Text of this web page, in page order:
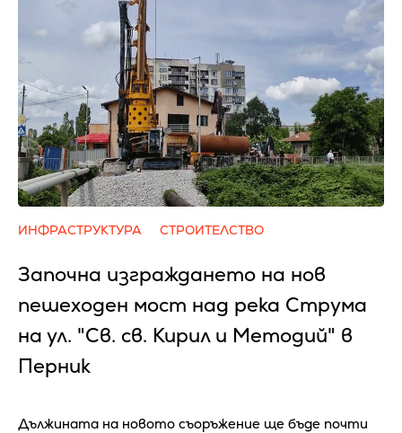
ИНФРАСТРУКТУРА СТРОИТЕЛСТВО
Започна изграждането на нов
пешеходен мост над река Струма
на ул. "Св. св. Кирил и Методий" в
Перник
Дължината на новото съоръжение ще бъде почти